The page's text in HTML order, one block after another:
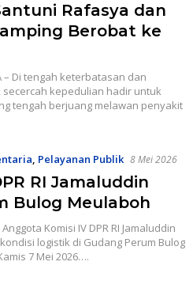
Rafasya dan
Berobat ke
– Di tengah keterbatasan dan
kepedulian hadir untuk
tengah berjuang melawan penyakit
, Pelayanan Publik 8 Mei 2026
RI Jamaluddin
Bulog Meulaboh
Komisi IV DPR RI Jamaluddin
logistik di Gudang Perum Bulog
7 Mei 2026….